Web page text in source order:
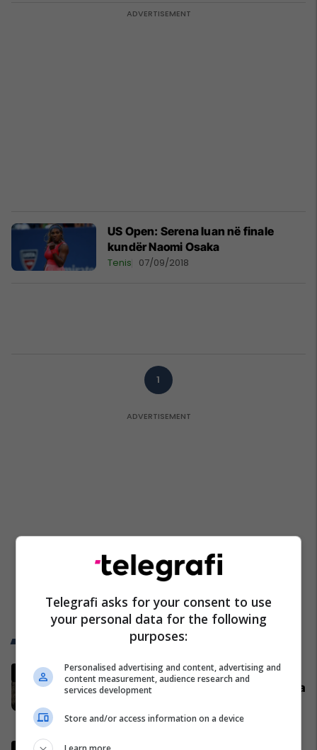
US Open: Serena luan në finale
kundër Naomi Osaka
Tenis 07/09/2018
1
Trend Telegrafi
Lajmet për ndarje nga Mirlind
Daku, Vesa Vllasaliu tregon se çka
Yjet
Telegrafi asks for your consent to use
your personal data for the following
purposes:
Personalised advertising and content, advertising and
content measurement, audience research and
services development
Store and/or access information on a device